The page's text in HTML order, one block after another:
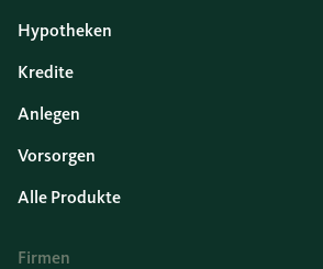
Hypotheken
Kredite
Anlegen
Vorsorgen
Alle Produkte
Firmen